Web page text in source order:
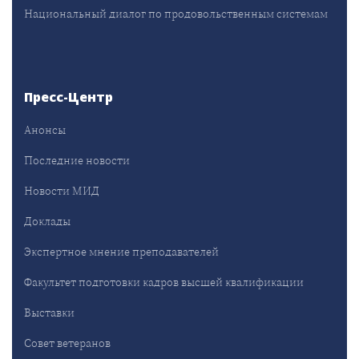
Национальный диалог по продовольственным системам
Пресс-Центр
Анонсы
Последние новости
Новости МИД
Доклады
Экспертное мнение преподавателей
Факультет подготовки кадров высшей квалификации
Выставки
Совет ветеранов